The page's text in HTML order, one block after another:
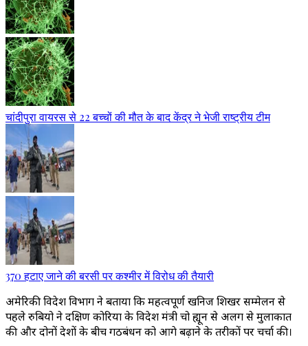
चांदीपुरा वायरस से 22 बच्चों की मौत के बाद केंद्र ने भेजी राष्ट्रीय टीम
370 हटाए जाने की बरसी पर कश्मीर में विरोध की तैयारी
अमेरिकी विदेश विभाग ने बताया कि महत्वपूर्ण खनिज शिखर सम्मेलन से
पहले रुबियो ने दक्षिण कोरिया के विदेश मंत्री चो ह्यून से अलग से मुलाकात
की और दोनों देशों के बीच गठबंधन को आगे बढ़ाने के तरीकों पर चर्चा की।